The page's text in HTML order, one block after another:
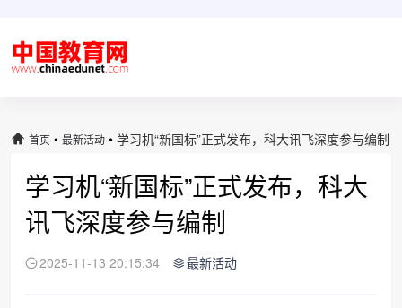
首页 • 最新活动 • 学习机“新国标”正式发布，科大讯飞深度参与编制
学习机“新国标”正式发布，科大
讯飞深度参与编制
2025-11-13 20:15:34 最新活动